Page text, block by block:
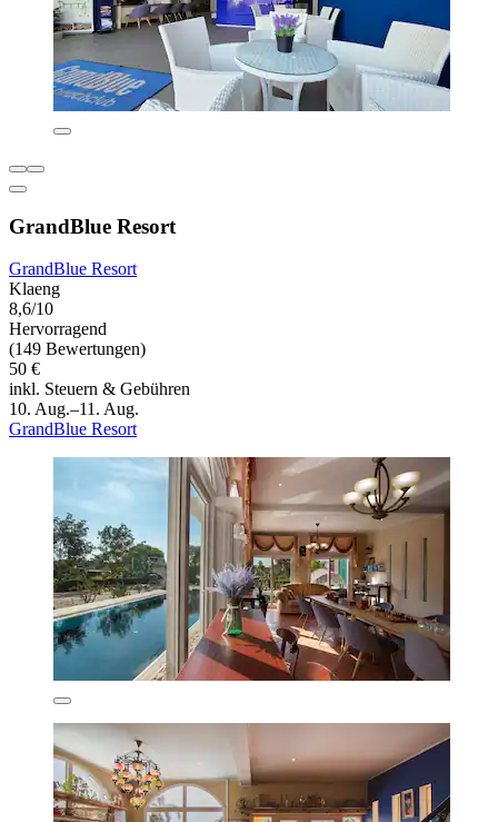
GrandBlue Resort
GrandBlue Resort
Klaeng
8,6/10
Hervorragend
(149 Bewertungen)
50 €
inkl. Steuern & Gebühren
10. Aug.–11. Aug.
GrandBlue Resort